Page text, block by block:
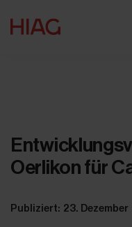
Oerlikon für
Publiziert: 23. Dezember